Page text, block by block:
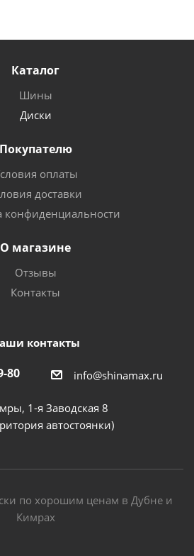
Каталог
Шины
Диски
Покупателю
оплаты
доставки
конфиденциальности
О магазине
Отзывы
Контакты
контакты
80 info@shinamax.ru
1-я Заводская 8
автостоянки)
по хорошим ценам в Дубне и
Кимрах